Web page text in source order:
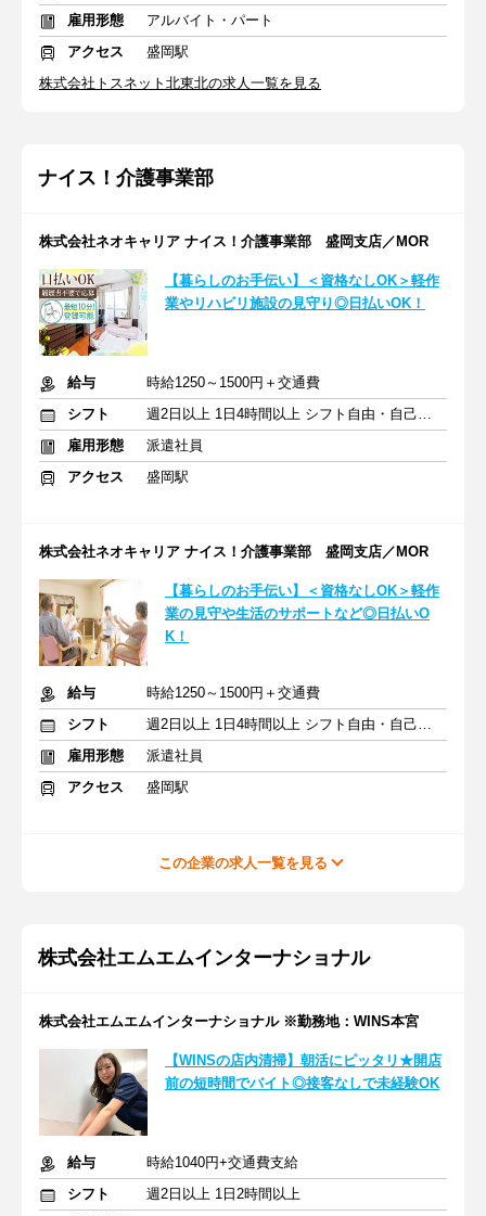
雇用形態
アルバイト・パート
アクセス
盛岡駅
株式会社トスネット北東北の求人一覧を見る
ナイス！介護事業部
株式会社ネオキャリア ナイス！介護事業部 盛岡支店／MOR
【暮らしのお手伝い】＜資格なしOK＞軽作
業やリハビリ施設の見守り◎日払いOK！
給与
時給1250～1500円＋交通費
シフト
週2日以上 1日4時間以上 シフト自由・自己申告
雇用形態
派遣社員
アクセス
盛岡駅
株式会社ネオキャリア ナイス！介護事業部 盛岡支店／MOR
【暮らしのお手伝い】＜資格なしOK＞軽作
業の見守や生活のサポートなど◎日払いO
K！
給与
時給1250～1500円＋交通費
シフト
週2日以上 1日4時間以上 シフト自由・自己申告
雇用形態
派遣社員
アクセス
盛岡駅
この企業の求人一覧を見る
株式会社エムエムインターナショナル
株式会社エムエムインターナショナル ※勤務地：WINS本宮
【WINSの店内清掃】朝活にピッタリ★開店
前の短時間でバイト◎接客なしで未経験OK
給与
時給1040円+交通費支給
シフト
週2日以上 1日2時間以上